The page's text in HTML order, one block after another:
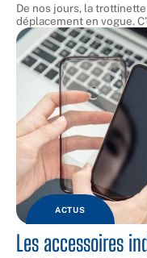
De nos jours, la
déplacement en vogue.
ACTUS
Les accessoires